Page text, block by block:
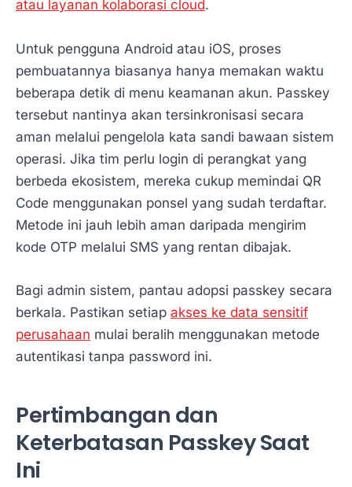
atau layanan kolaborasi cloud.
Untuk pengguna Android atau iOS, proses
pembuatannya biasanya hanya memakan waktu
beberapa detik di menu keamanan akun. Passkey
tersebut nantinya akan tersinkronisasi secara
aman melalui pengelola kata sandi bawaan sistem
operasi. Jika tim perlu login di perangkat yang
berbeda ekosistem, mereka cukup memindai QR
Code menggunakan ponsel yang sudah terdaftar.
Metode ini jauh lebih aman daripada mengirim
kode OTP melalui SMS yang rentan dibajak.
Bagi admin sistem, pantau adopsi passkey secara
berkala. Pastikan setiap akses ke data sensitif
perusahaan mulai beralih menggunakan metode
autentikasi tanpa password ini.
Pertimbangan dan
Keterbatasan Passkey Saat
Ini